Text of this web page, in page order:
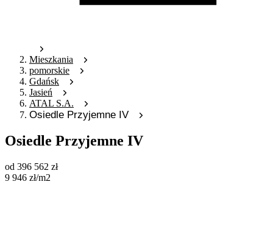
Mieszkania
pomorskie
Gdańsk
Jasień
ATAL S.A.
Osiedle Przyjemne IV
Osiedle Przyjemne IV
od 396 562 zł
9 946 zł/m2